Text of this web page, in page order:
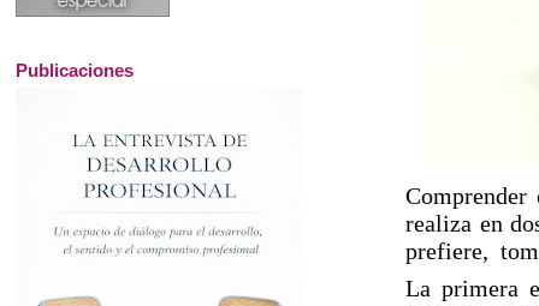
realiza en
prefiere,
La primera
Publicaciones